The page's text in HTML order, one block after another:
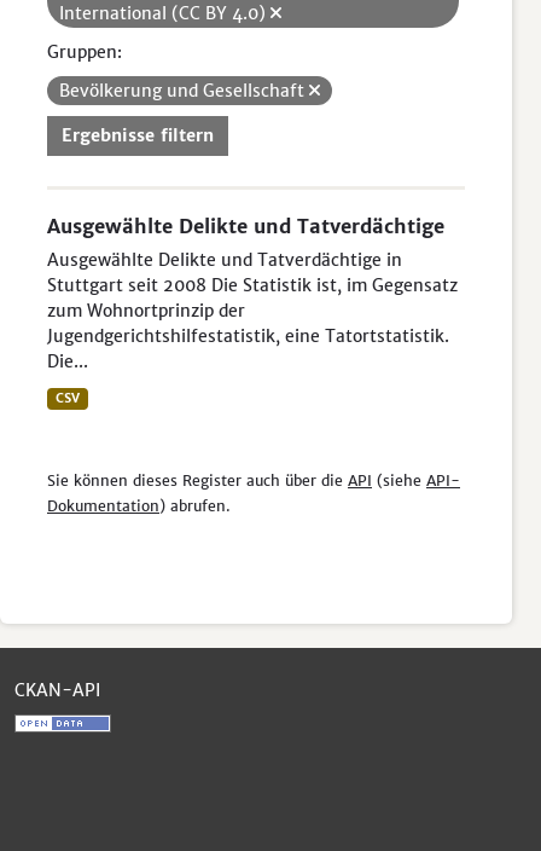
International (CC BY 4.0)
Gruppen:
Bevölkerung und Gesellschaft
Ergebnisse filtern
Ausgewählte Delikte und Tatverdächtige
Ausgewählte Delikte und Tatverdächtige in
Stuttgart seit 2008 Die Statistik ist, im Gegensatz
zum Wohnortprinzip der
Jugendgerichtshilfestatistik, eine Tatortstatistik.
Die...
CSV
Sie können dieses Register auch über die API (siehe API-
Dokumentation) abrufen.
CKAN-API